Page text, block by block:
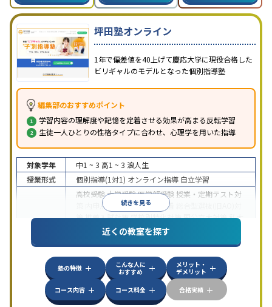
坪田塾オンライン
1年で偏差値を40上げて慶応大学に現役合格した
ビリギャルのモデルとなった個別指導塾
編集部のおすすめポイント
学習内容の理解度や記憶を定着させる効果が高まる反転学習
生徒一人ひとりの性格タイプに合わせ、心理学を用いた指導
続きを見る
対象学年 中1 ~ 3 高1 ~ 3 浪人生
授業形式
個別指導(1対1) オンライン指導 自立学習
高校受験大学受験医学部受験 授業・定期テスト対
内申点対策学習習慣の定着
策推薦入試対策学校別特化対策国公立大対策私大
共通テスト対策英検(英語検定)対策
その
特徴
中高一貫校生に対応授業の振替可能 不登校生に対
学習にPC・タブレットを利用オンライン対応
科目から受講可能季節講習のみの受講可発達障害
の子どもに対応
近くの教室を探す
塾の特徴
こんな人に
おすすめ
メリット・
デメリット
コース内容
コース料金 合格実績